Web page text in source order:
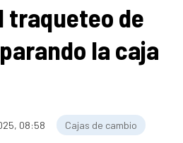
traqueteo de
la caja
08:58 Cajas de cambio